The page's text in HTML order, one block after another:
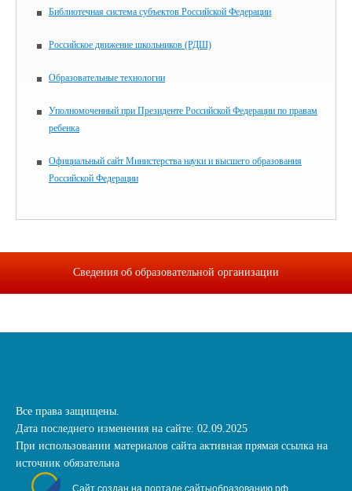
Библиотечная система субъектов Российской Федерации
Российское движение школьников (РДШ)
Образовательные технологии
Уполномоченный при Президенте Российской Федерации по правам
ребенка
Официальный сайт Министерства науки и высшего образования
Российской Федерации
Сведения об образовательной организации
Все права защищены.
Дата последнего изменения на сайте: 02.09.2025
При использовании материалов сайта активная прямая ссылка на
источник обязательна
Сайт создан на портале сайтыобразованию.рф